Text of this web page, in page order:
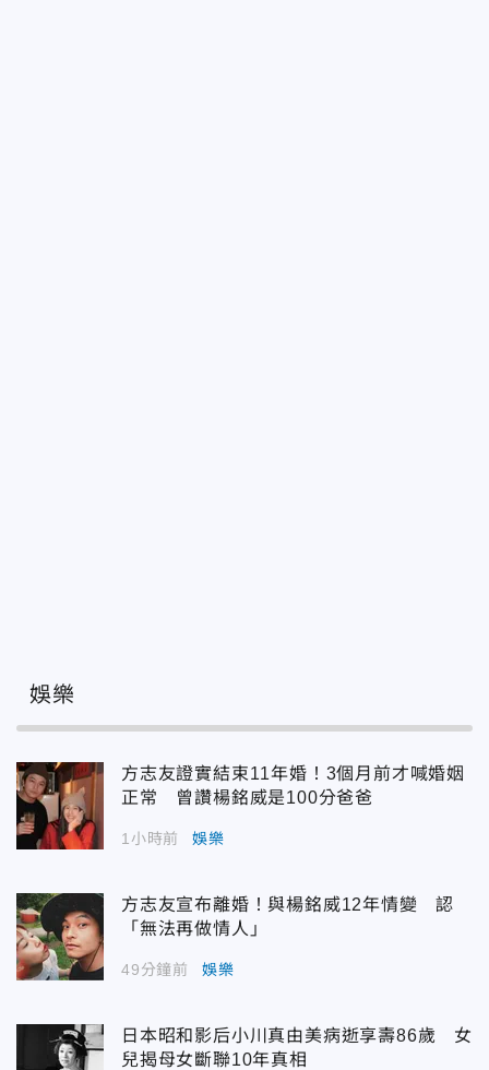
娛樂
方志友證實結束11年婚！3個月前才喊婚姻
正常 曾讚楊銘威是100分爸爸
1小時前 娛樂
方志友宣布離婚！與楊銘威12年情變 認
「無法再做情人」
49分鐘前 娛樂
日本昭和影后小川真由美病逝享壽86歲 女
兒揭母女斷聯10年真相